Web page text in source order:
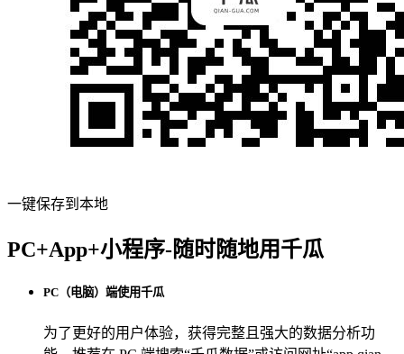
一键保存到本地
PC+App+小程序-随时随地用千瓜
PC（电脑）端使用千瓜
为了更好的用户体验，获得完整且强大的数据分析功